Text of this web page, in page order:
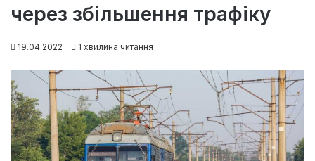
через збільшення трафіку
19.04.2022 1 хвилина читання